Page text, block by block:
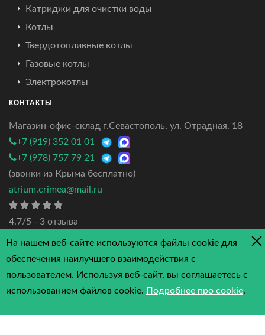
Катриджи для очистки воды
Котлы
Твердотопливные котлы
Газовые котлы
Электрокотлы
КОНТАКТЫ
Магазин-офис-склад г.Севастополь, ул. Отрадная, 18
+7 (919) 352 01 01
+7 (978) 757 79 21
(звонки из Крыма бесплатно)
atrium.crimea@mail.ru
4.7/5 - 3 отзыва
2026 by Atriumcrimea. All Rights Reserved.
На нашем веб-сайте используются файлы cookie для
обеспечения наилучшего взаимодействия с
пользователем. Используя веб-сайт, вы соглашаетесь с
использованием файлов cookie. Подробнее про cookie.